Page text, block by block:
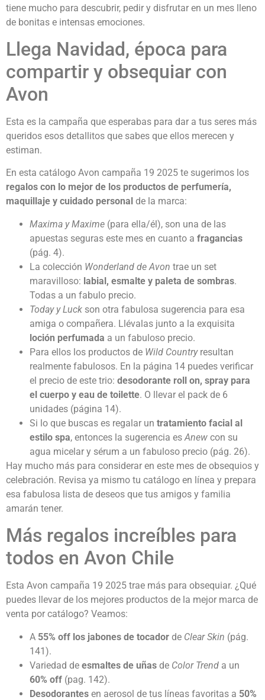
tiene mucho para descubrir, pedir y disfrutar en un mes lleno
de bonitas e intensas emociones.
Llega Navidad, época para
compartir y obsequiar con
Avon
Esta es la campaña que esperabas para dar a tus seres más
queridos esos detallitos que sabes que ellos merecen y
estiman.
En esta catálogo Avon campaña 19 2025 te sugerimos los
regalos con lo mejor de los productos de perfumería,
maquillaje y cuidado personal de la marca:
Maxima y Maxime (para ella/él), son una de las
apuestas seguras este mes en cuanto a fragancias
(pág. 4).
La colección Wonderland de Avon trae un set
maravilloso: labial, esmalte y paleta de sombras.
Todas a un fabulo precio.
Today y Luck son otra fabulosa sugerencia para esa
amiga o compañera. Llévalas junto a la exquisita
loción perfumada a un fabuloso precio.
Para ellos los productos de Wild Countryresultan
realmente fabulosos. En la página 14 puedes verificar
el precio de este trio: desodorante roll on, spray para
el cuerpo y eau de toilette. O llevar el pack de 6
unidades (página 14).
Si lo que buscas es regalar un tratamiento facial al
estilo spa, entonces la sugerencia esAnew con su
agua micelar y sérum a un fabuloso precio (pág. 26).
Hay mucho más para considerar en este mes de obsequios y
celebración. Revisa ya mismo tu catálogo en línea y prepara
esa fabulosa lista de deseos que tus amigos y familia
amarán tener.
Más regalos increíbles para
todos en Avon Chile
Esta Avon campaña 19 2025 trae más para obsequiar. ¿Qué
puedes llevar de los mejores productos de la mejor marca de
venta por catálogo? Veamos:
A 55% off los jabones de tocador de Clear Skin (pág.
141).
Variedad de esmaltes de uñas de Color Trend a un
60% off (pag. 142).
Desodorantes en aerosol de tus líneas favoritas a 50%